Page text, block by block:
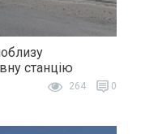
станцію
264 0